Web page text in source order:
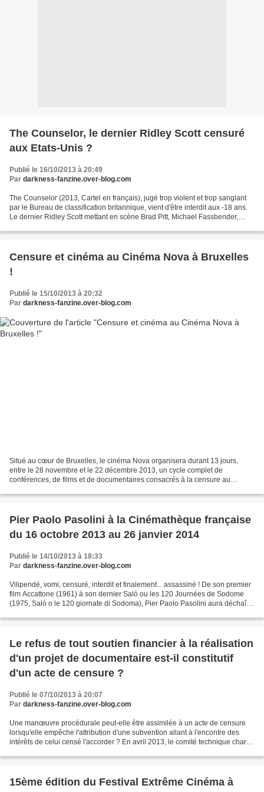
The Counselor, le dernier Ridley Scott censuré
aux Etats-Unis ?
Publié le 16/10/2013 à 20:49
Par darkness-fanzine.over-blog.com
The Counselor (2013, Cartel en français), jugé trop violent et trop sanglant
par le Bureau de classification britannique, vient d'être interdit aux -18 ans.
Le dernier Ridley Scott mettant en scène Brad Pitt, Michael Fassbender,
Censure et cinéma au Cinéma Nova à Bruxelles
!
Publié le 15/10/2013 à 20:32
Par darkness-fanzine.over-blog.com
Situé au cœur de Bruxelles, le cinéma Nova organisera durant 13 jours,
entre le 28 novembre et le 22 décembre 2013, un cycle complet de
conférences, de films et de documentaires consacrés à la censure au
Pier Paolo Pasolini à la Cinémathèque française
du 16 octobre 2013 au 26 janvier 2014
Publié le 14/10/2013 à 18:33
Par darkness-fanzine.over-blog.com
Vilipendé, vomi, censuré, interdit et finalement... assassiné ! De son premier
film Accattone (1961) à son dernier Salò ou les 120 Journées de Sodome
(1975, Salò o le 120 giornate di Sodoma), Pier Paolo Pasolini aura déchaîné
Le refus de tout soutien financier à la réalisation
d'un projet de documentaire est-il constitutif
d'un acte de censure ?
Publié le 07/10/2013 à 20:07
Par darkness-fanzine.over-blog.com
Une manœuvre procédurale peut-elle être assimilée à un acte de censure
lorsqu'elle empêche l'attribution d'une subvention allant à l'encontre des
intérêts de celui censé l'accorder ? En avril 2013, le comité technique chargé
15ème édition du Festival Extrême Cinéma à